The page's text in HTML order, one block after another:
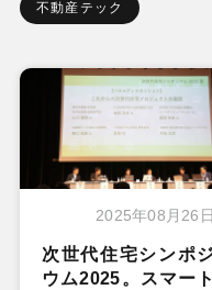
不動産テック
2025年08月26日
次世代住宅シンポ
ウム2025。スマート